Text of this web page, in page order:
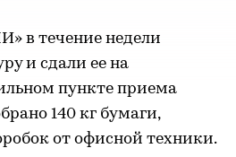
в течение недели
и сдали ее на
пункте приема
140 кг бумаги,
от офисной техники.